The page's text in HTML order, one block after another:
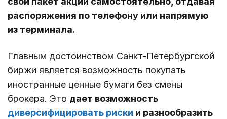
распоряжения по телефону или напрямую
из терминала.
Главным достоинством Санкт-Петербургской
биржи является возможность покупать
иностранные ценные бумаги без смены
брокера. Это дает возможность
диверсифицировать риски и разнообразить